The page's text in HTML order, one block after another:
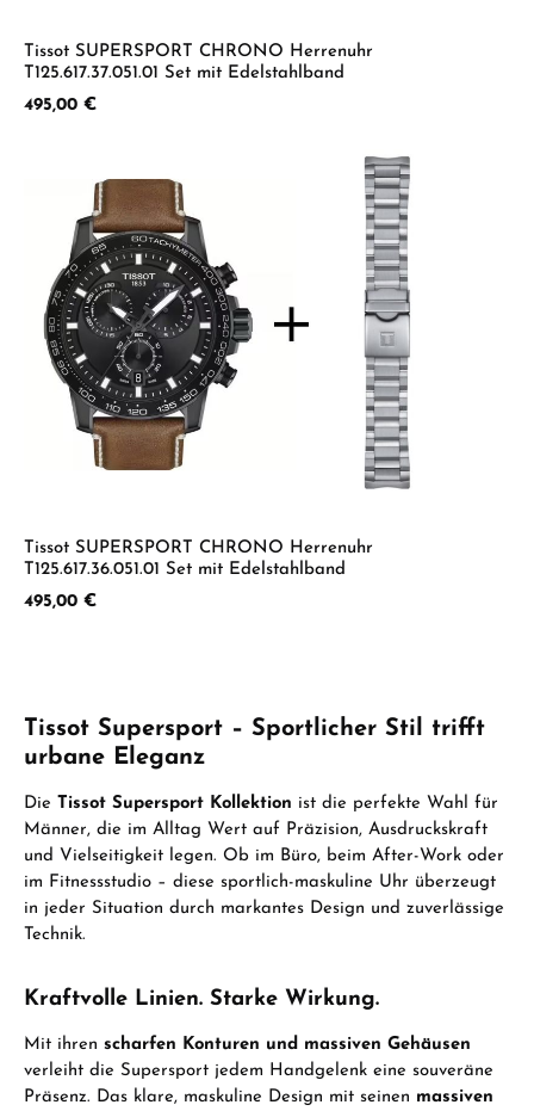
Tissot SUPERSPORT CHRONO Herrenuhr
T125.617.37.051.01 Set mit Edelstahlband
Regulärer Preis:
495,00 €
Tissot SUPERSPORT CHRONO Herrenuhr
T125.617.36.051.01 Set mit Edelstahlband
Regulärer Preis:
495,00 €
Tissot Supersport – Sportlicher Stil trifft
urbane Eleganz
Die Tissot Supersport Kollektion ist die perfekte Wahl für
Männer, die im Alltag Wert auf Präzision, Ausdruckskraft
und Vielseitigkeit legen. Ob im Büro, beim After-Work oder
im Fitnessstudio – diese sportlich-maskuline Uhr überzeugt
in jeder Situation durch markantes Design und zuverlässige
Technik.
Kraftvolle Linien. Starke Wirkung.
Mit ihren scharfen Konturen und massiven Gehäusen
verleiht die Supersport jedem Handgelenk eine souveräne
Präsenz. Das klare, maskuline Design mit seinen massiven